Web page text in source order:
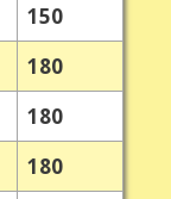
150
180
180
180